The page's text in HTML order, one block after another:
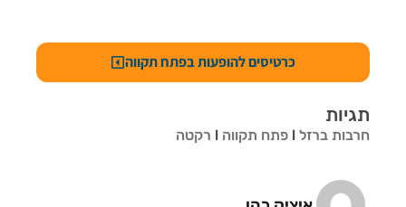
כרטיסים להופעות בפתח תקווה
תגיות
חרבות ברזל פתח תקווה רקטה